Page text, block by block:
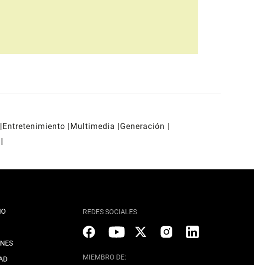
Entretenimiento Multimedia
Generación
REDES SOCIALES
MIEMBRO DE: